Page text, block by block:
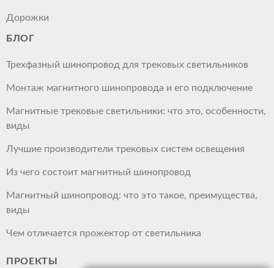
Дорожки
БЛОГ
Трехфазный шинопровод для трековых светильников
Монтаж магнитного шинопровода и его подключение
Магнитные трековые светильники: что это, особенности,
виды
Лучшие производители трековых систем освещения
Из чего состоит магнитный шинопровод
Магнитный шинопровод: что это такое, преимущества,
виды
Чем отличается прожектор от светильника
ПРОЕКТЫ